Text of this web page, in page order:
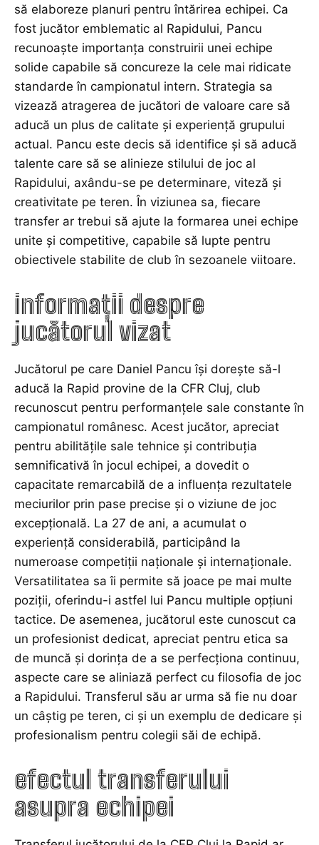
să elaboreze planuri pentru întărirea echipei. Ca
fost jucător emblematic al Rapidului, Pancu
recunoaște importanța construirii unei echipe
solide capabile să concureze la cele mai ridicate
standarde în campionatul intern. Strategia sa
vizează atragerea de jucători de valoare care să
aducă un plus de calitate și experiență grupului
actual. Pancu este decis să identifice și să aducă
talente care să se alinieze stilului de joc al
Rapidului, axându-se pe determinare, viteză și
creativitate pe teren. În viziunea sa, fiecare
transfer ar trebui să ajute la formarea unei echipe
unite și competitive, capabile să lupte pentru
obiectivele stabilite de club în sezoanele viitoare.
informații despre
jucătorul vizat
Jucătorul pe care Daniel Pancu își dorește să-l
aducă la Rapid provine de la CFR Cluj, club
recunoscut pentru performanțele sale constante în
campionatul românesc. Acest jucător, apreciat
pentru abilitățile sale tehnice și contribuția
semnificativă în jocul echipei, a dovedit o
capacitate remarcabilă de a influența rezultatele
meciurilor prin pase precise și o viziune de joc
excepțională. La 27 de ani, a acumulat o
experiență considerabilă, participând la
numeroase competiții naționale și internaționale.
Versatilitatea sa îi permite să joace pe mai multe
poziții, oferindu-i astfel lui Pancu multiple opțiuni
tactice. De asemenea, jucătorul este cunoscut ca
un profesionist dedicat, apreciat pentru etica sa
de muncă și dorința de a se perfecționa continuu,
aspecte care se aliniază perfect cu filosofia de joc
a Rapidului. Transferul său ar urma să fie nu doar
un câștig pe teren, ci și un exemplu de dedicare și
profesionalism pentru colegii săi de echipă.
efectul transferului
asupra echipei